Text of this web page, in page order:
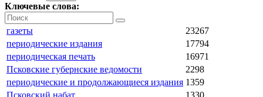
Ключевые слова:
газеты
23267
периодические издания
17794
периодическая печать
16971
Псковские губернские ведомости
2298
периодические и продолжающиеся издания 1359
Псковский набат
1330